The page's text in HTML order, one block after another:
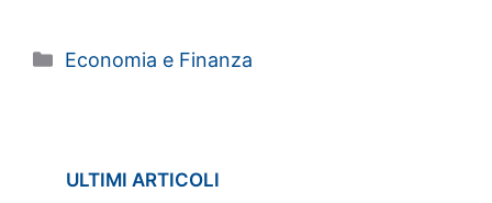
Categorie
Economia e Finanza
ULTIMI ARTICOLI